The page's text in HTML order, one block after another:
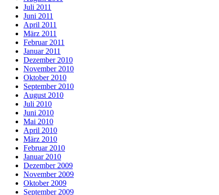
Juli 2011
Juni 2011
April 2011
März 2011
Februar 2011
Januar 2011
Dezember 2010
November 2010
Oktober 2010
September 2010
August 2010
Juli 2010
Juni 2010
Mai 2010
April 2010
März 2010
Februar 2010
Januar 2010
Dezember 2009
November 2009
Oktober 2009
September 2009